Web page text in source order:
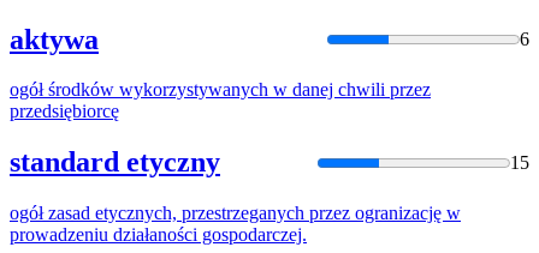
aktywa 6
ogółśrodków wykorzystywanych w danej chwili przez
przedsiębiorcę
standard etyczny 15
ogółzasad etycznych, przestrzeganych przez ogranizację w
prowadzeniu działaności gospodarczej.